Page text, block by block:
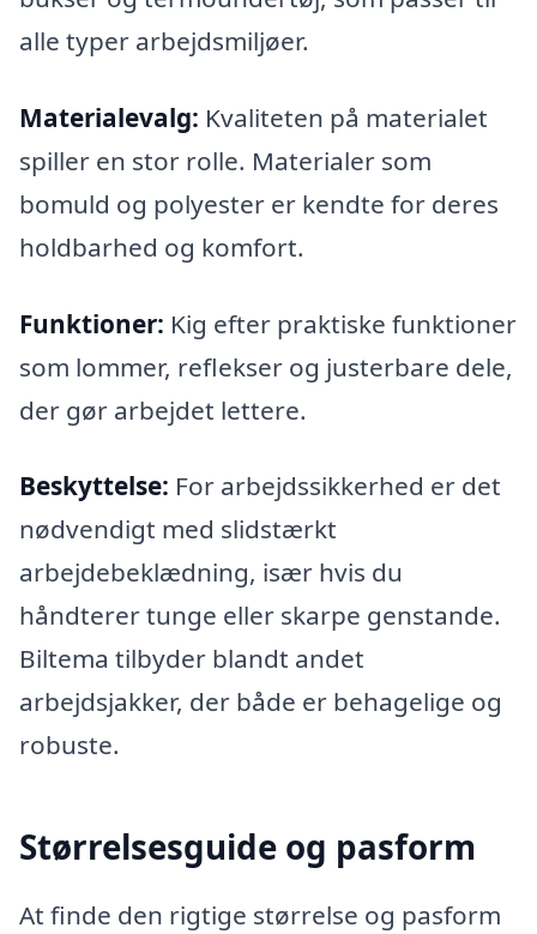
alle typer arbejdsmiljøer.
Materialevalg: Kvaliteten på materialet
spiller en stor rolle. Materialer som
bomuld og polyester er kendte for deres
holdbarhed og komfort.
Funktioner: Kig efter praktiske funktioner
som lommer, reflekser og justerbare dele,
der gør arbejdet lettere.
Beskyttelse: For arbejdssikkerhed er det
nødvendigt med slidstærkt
arbejdebeklædning, især hvis du
håndterer tunge eller skarpe genstande.
Biltema tilbyder blandt andet
arbejdsjakker, der både er behagelige og
robuste.
Størrelsesguide og pasform
At finde den rigtige størrelse og pasform